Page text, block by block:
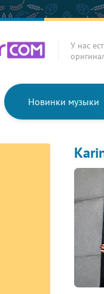
У нас
Новинки музыки